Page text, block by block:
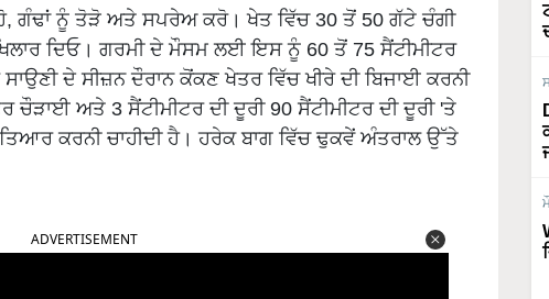
ਗੰਢਾਂ ਨੂੰ ਤੋੜੋ ਅਤੇ ਸਪਰੇਅ ਕਰੋ। ਖੇਤ ਵਿੱਚ 30 ਤੋਂ 50 ਗੱਟੇ ਚੰਗੀ
ਦਿਓ। ਗਰਮੀ ਦੇ ਮੌਸਮ ਲਈ ਇਸ ਨੂੰ 60 ਤੋਂ 75 ਸੈਂਟੀਮੀਟਰ
ਦੇ ਸੀਜ਼ਨ ਦੌਰਾਨ ਕੋਂਕਣ ਖੇਤਰ ਵਿੱਚ ਖੀਰੇ ਦੀ ਬਿਜਾਈ ਕਰਨੀ
ਚੌੜਾਈ ਅਤੇ 3 ਸੈਂਟੀਮੀਟਰ ਦੀ ਦੂਰੀ 90 ਸੈਂਟੀਮੀਟਰ ਦੀ ਦੂਰੀ 'ਤੇ
ਤਿਆਰ ਕਰਨੀ ਚਾਹੀਦੀ ਹੈ। ਹਰੇਕ ਬਾਗ ਵਿੱਚ ਢੁਕਵੇਂ ਅੰਤਰਾਲ ਉੱਤੇ